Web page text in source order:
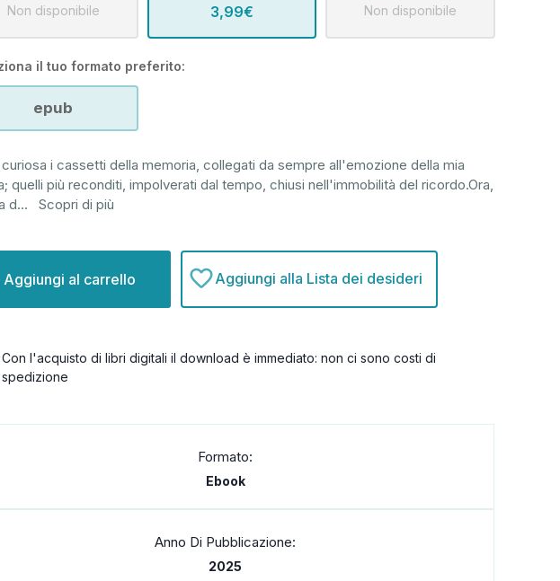
Non disponibile
3,99€
Non disponibile
il tuo formato preferito:
epub
i cassetti della memoria, collegati da sempre all'emozione della mia
quelli più reconditi, impolverati dal tempo, chiusi nell'immobilità del ricordo.Ora,
d... Scopri di più
Aggiungi alla Lista dei desideri
Con l'acquisto di libri digitali il download è immediato: non ci sono costi di
spedizione
Formato:
Ebook
Anno Di Pubblicazione:
2025